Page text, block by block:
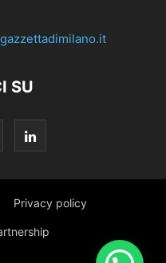
SU
Privacy policy